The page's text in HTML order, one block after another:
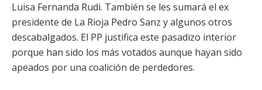
Luisa Fernanda Rudi. También se les sumará el ex
presidente de La Rioja Pedro Sanz y algunos otros
descabalgados. El PP justifica este pasadizo interior
porque han sido los más votados aunque hayan sido
apeados por una coalición de perdedores.